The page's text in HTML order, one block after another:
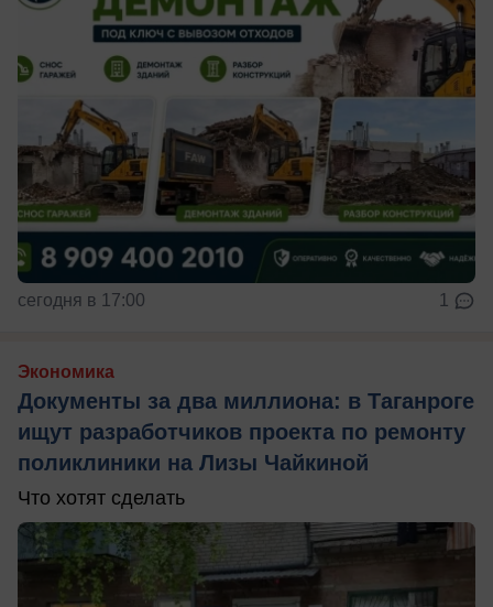
сегодня в 17:00 1
Экономика
Документы за два миллиона: в Таганроге
ищут разработчиков проекта по ремонту
поликлиники на Лизы Чайкиной
Что хотят сделать